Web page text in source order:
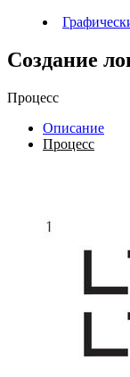
Создание
Процесс
Описание
Процесс